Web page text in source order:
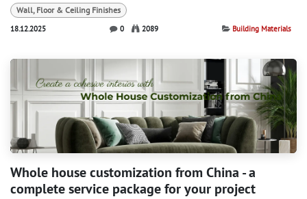
Wall, Floor & Ceiling Finishes
18.12.2025
0 2089 Building Materials
Whole house customization from China - a
complete service package for your project